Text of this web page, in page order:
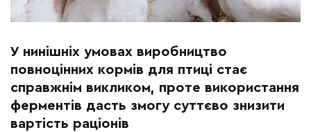
У нинішніх умовах виробництво
повноцінних кормів для птиці стає
справжнім викликом, проте використання
ферментів дасть змогу суттєво знизити
вартість раціонів